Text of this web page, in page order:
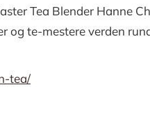
Tea Blender Hanne
og te-mestere verden
tea/